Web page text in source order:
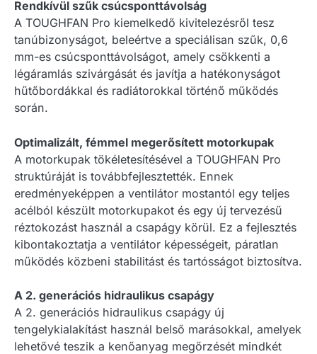
Rendkívül szűk csúcsponttávolság
A TOUGHFAN Pro kiemelkedő kivitelezésről tesz
tanúbizonyságot, beleértve a speciálisan szűk, 0,6
mm-es csúcsponttávolságot, amely csökkenti a
légáramlás szivárgását és javítja a hatékonyságot
hűtőbordákkal és radiátorokkal történő működés
során.
Optimalizált, fémmel megerősített motorkupak
A motorkupak tökéletesítésével a TOUGHFAN Pro
struktúráját is továbbfejlesztették. Ennek
eredményeképpen a ventilátor mostantól egy teljes
acélból készült motorkupakot és egy új tervezésű
réztokozást használ a csapágy körül. Ez a fejlesztés
kibontakoztatja a ventilátor képességeit, páratlan
működés közbeni stabilitást és tartósságot biztosítva.
A 2. generációs hidraulikus csapágy
A 2. generációs hidraulikus csapágy új
tengelykialakítást használ belső marásokkal, amelyek
lehetővé teszik a kenőanyag megőrzését mindkét